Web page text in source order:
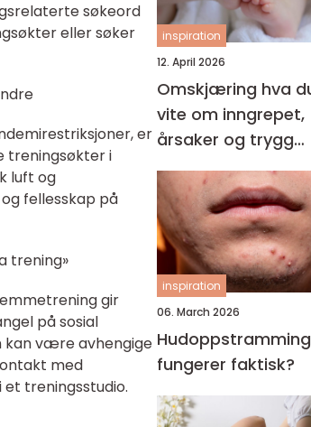
søkeord
eller søker
er
treningsøkter i
luft og
fellesskap på
trening»
gir
på sosial
kan være avhengige
med
treningsstudio.
inspiration
12. April 2026
Omskjæring hva du bør
vite om inngrepet,
årsaker og trygg
behandling
inspiration
06. March 2026
Hudoppstramming hva
fungerer faktisk?